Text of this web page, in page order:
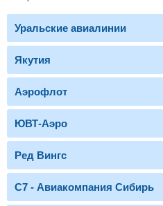
Уральские авиалинии
Якутия
Аэрофлот
ЮВТ-Аэро
Ред Вингс
С7 - Авиакомпания Сибирь